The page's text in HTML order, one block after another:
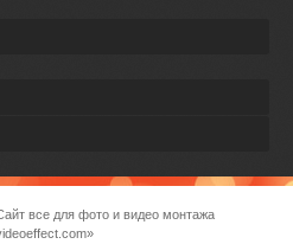
все для фото и видео монтажа